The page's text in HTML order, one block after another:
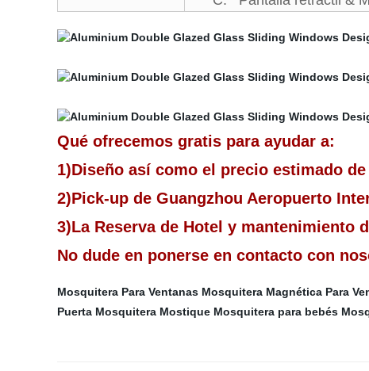
Qué ofrecemos gratis para ayudar a:
1)Diseño así como el precio estimado
2)Pick-up de Guangzhou Aeropuerto
3)La Reserva de Hotel y mantenimiento
No dude en ponerse en contacto con
Mosquitera Para Ventanas Mosquitera Magnética Para
Puerta Mosquitera Mostique Mosquitera para bebés